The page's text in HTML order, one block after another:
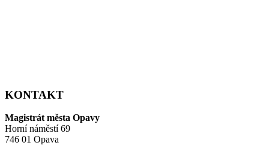
KONTAKT
Magistrát města Opavy
Horní náměstí 69
746 01 Opava